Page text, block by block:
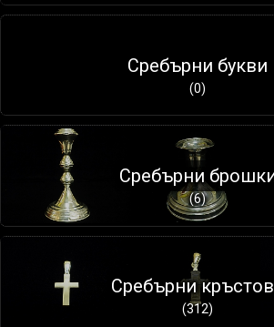
Сребърни букви
(0)
Сребърни
(6)
Сребърни
(312)